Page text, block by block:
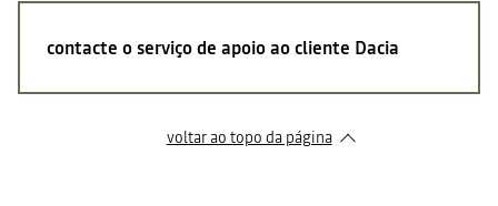
contacte o serviço de apoio ao cliente Dacia
voltar ao topo da página